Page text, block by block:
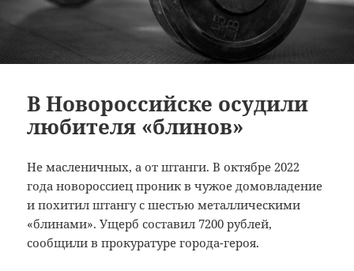
В Новороссийске осудили
любителя «блинов»
Не масленичных, а от штанги. В октябре 2022
года новороссиец проник в чужое домовладение
и похитил штангу с шестью металлическими
«блинами». Ущерб составил 7200 рублей,
сообщили в прокуратуре города-героя.